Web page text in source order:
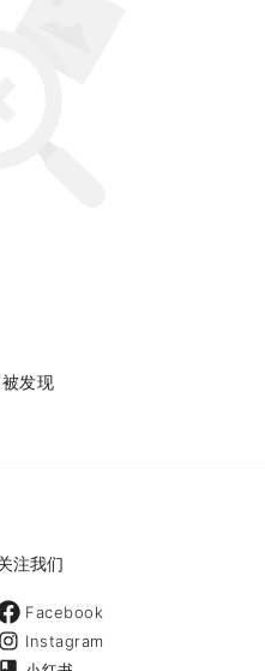
发现
注我们
Facebook
Instagram